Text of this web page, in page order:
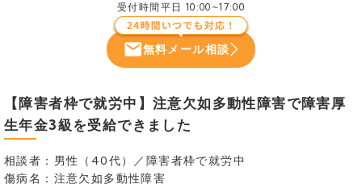
受付時間 平日 10:00~17:00
無料メール相談
【障害者枠で就労中】注意欠如多動性障害で障害厚
生年金3級を受給できました
相談者：男性（40代）／障害者枠で就労中
傷病名：注意欠如多動性障害